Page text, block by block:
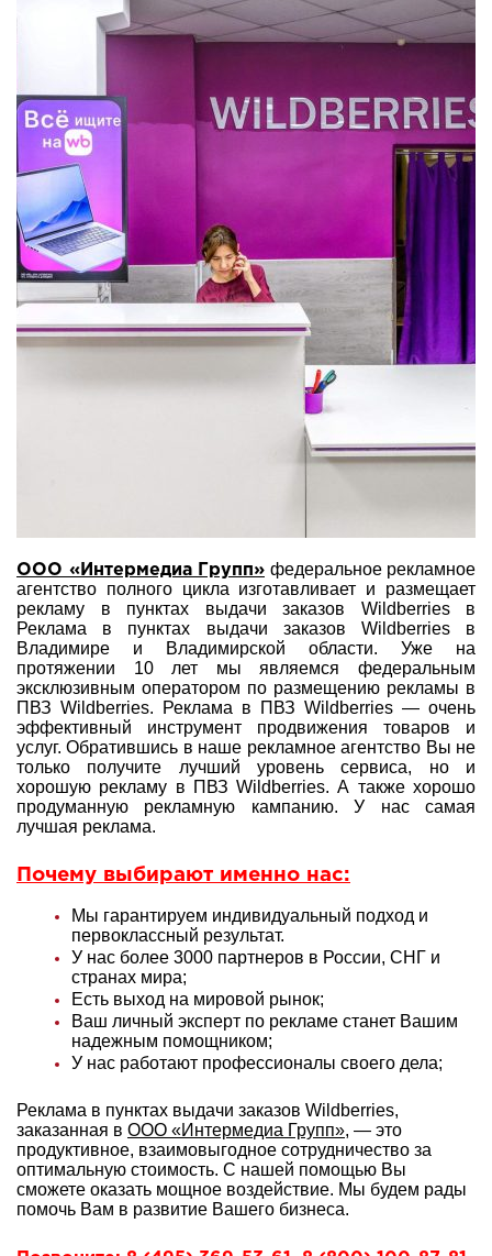
ООО «Интермедиа Групп» федеральное рекламное
агентство полного цикла изготавливает и размещает
рекламу в пунктах выдачи заказов Wildberries в
Реклама в пунктах выдачи заказов Wildberries в
Владимире и Владимирской области. Уже на
протяжении 10 лет мы являемся федеральным
эксклюзивным оператором по размещению рекламы в
ПВЗ Wildberries. Реклама в ПВЗ Wildberries — очень
эффективный инструмент продвижения товаров и
услуг. Обратившись в наше рекламное агентство Вы не
только получите лучший уровень сервиса, но и
хорошую рекламу в ПВЗ Wildberries. А также хорошо
продуманную рекламную кампанию. У нас самая
лучшая реклама.
Почему выбирают именно нас:
Мы гарантируем индивидуальный подход и
первоклассный результат.
У нас более 3000 партнеров в России, СНГ и
странах мира;
Есть выход на мировой рынок;
Ваш личный эксперт по рекламе станет Вашим
надежным помощником;
У нас работают профессионалы своего дела;
Реклама в пунктах выдачи заказов Wildberries,
заказанная в ООО «Интермедиа Групп», — это
продуктивное, взаимовыгодное сотрудничество за
оптимальную стоимость. С нашей помощью Вы
сможете оказать мощное воздействие. Мы будем рады
помочь Вам в развитие Вашего бизнеса.